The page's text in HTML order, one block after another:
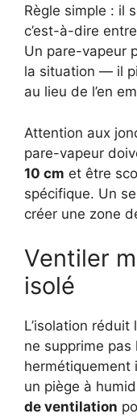
Règle simple : il
c’est-à-dire
Un pare-vapeur
la situation — il
au lieu de l’en
Attention aux
pare-vapeur
10 cm et être
spécifique. Un
créer une zone
Ventiler
isolé
L’isolation
ne supprime pas
hermétiquement
un piège à
de ventilation